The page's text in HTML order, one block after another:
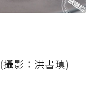
影：洪書瑱)